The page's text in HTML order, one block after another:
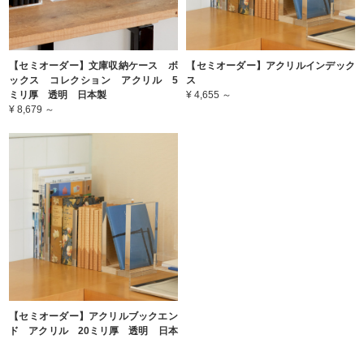
【セミオーダー】文庫収納ケース ボ
ックス コレクション アクリル 5
ミリ厚 透明 日本製
¥ 8,679 ～
【セミオーダー】アクリルインデック
ス
¥ 4,655 ～
【セミオーダー】アクリルブックエン
ド アクリル 20ミリ厚 透明 日本